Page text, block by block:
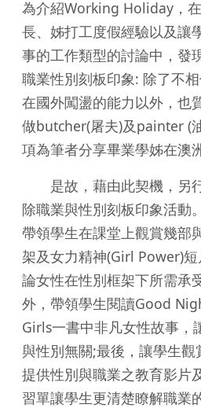
為介紹Working Holiday，
長、姊打工度假經驗以及讓
事的工作類型的討論中，發
職業性別刻板印象: 除了不
在國外闖盪的能力以外，也
做butcher(屠夫)及painter (
項為筆者分享畢業學姊在澳
是故，藉由此契機，另
除職業與性別刻板印象活動
帶領學生在課堂上觀賞幾部
架及女力精神(Girl Power)
論女性在性別框架下所需承
外，帶領學生閱讀Good
Girls一書中非凡女性故事，
與性別無關;最後，讓學生
提供性別與職業之教育影片
習單讓學生更清楚瞭解職業